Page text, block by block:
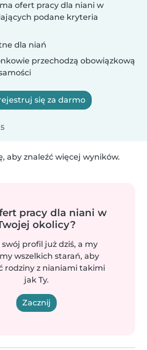
ofert pracy dla niani w
podane kryteria
dla niań
przechodzą obowiązkową
się za darmo
aby znaleźć więcej wyników.
pracy dla niani w
okolicy?
profil już dziś, a my
wszelkich starań, aby
rodziny z nianiami takimi
jak Ty.
Zacznij